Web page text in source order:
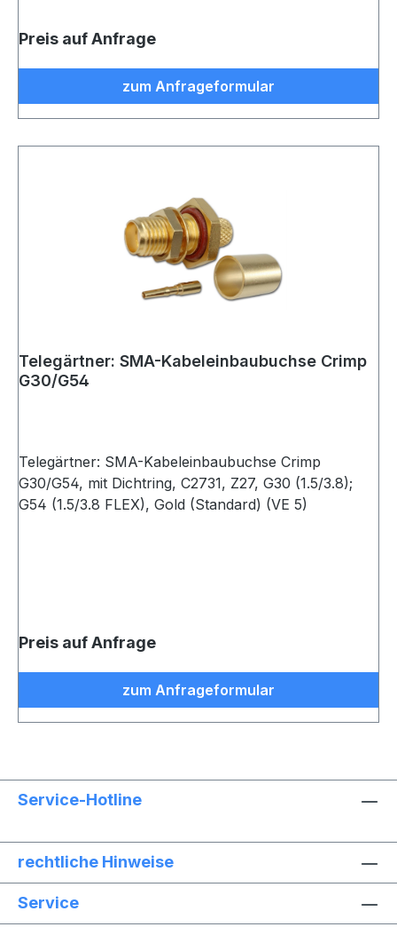
Preis auf Anfrage
zum Anfrageformular
Telegärtner: SMA-Kabeleinbaubuchse Crimp
G30/G54
Telegärtner: SMA-Kabeleinbaubuchse Crimp
G30/G54, mit Dichtring, C2731, Z27, G30 (1.5/3.8);
G54 (1.5/3.8 FLEX), Gold (Standard) (VE 5)
Preis auf Anfrage
zum Anfrageformular
Service-Hotline
rechtliche Hinweise
Service